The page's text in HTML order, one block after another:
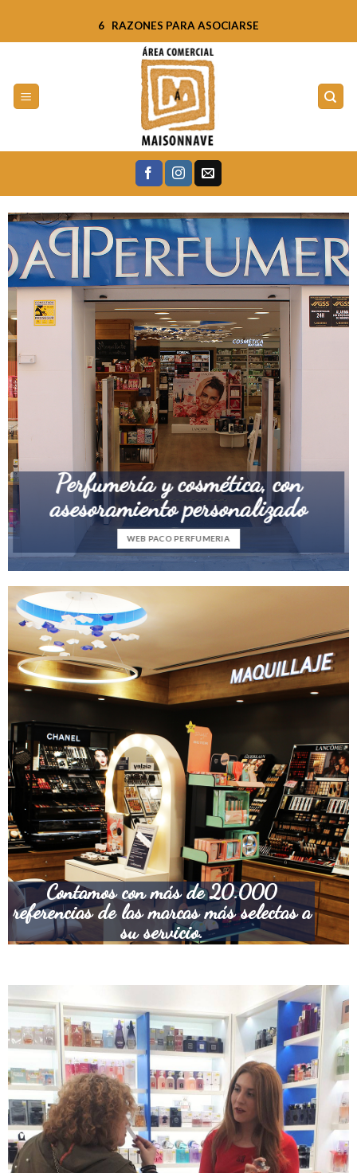
6 RAZONES PARA ASOCIARSE
Perfumería y cosmética, con
asesoramiento personalizado
WEB PACO PERFUMERIA
Contamos con más de 20.000
referencias de las marcas más selectas a
su servicio.